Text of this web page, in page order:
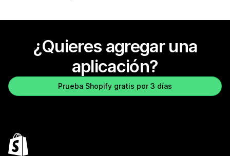
¿Quieres agregar una
aplicación?
Prueba Shopify gratis por 3 días